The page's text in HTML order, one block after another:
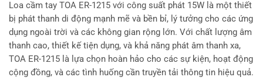
Loa cầm tay TOA ER-1215 với công suất phát 15W là một thiết
bị phát thanh di động mạnh mẽ và bền bỉ, lý tưởng cho các ứng
dụng ngoài trời và các không gian rộng lớn. Với chất lượng âm
thanh cao, thiết kế tiện dụng, và khả năng phát âm thanh xa,
TOA ER-1215 là lựa chọn hoàn hảo cho các sự kiện, hoạt động
cộng đồng, và các tình huống cần truyền tải thông tin hiệu quả.